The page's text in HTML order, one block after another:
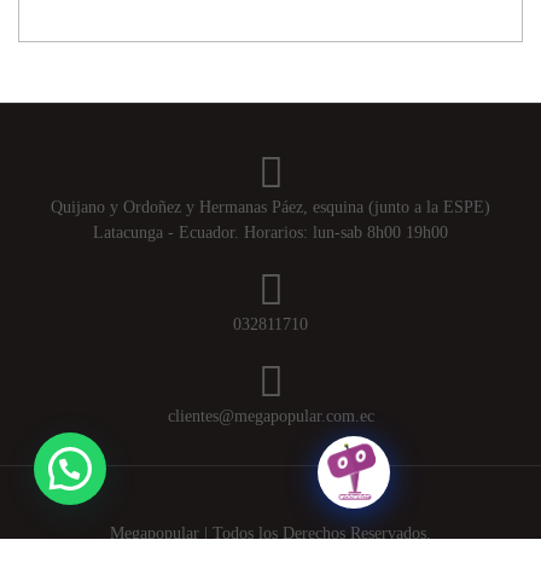
Quijano y Ordoñez y Hermanas Páez, esquina (junto a la ESPE)
Latacunga - Ecuador. Horarios: lun-sab 8h00 19h00
032811710
clientes@megapopular.com.ec
Megapopular | Todos los Derechos Reservados.